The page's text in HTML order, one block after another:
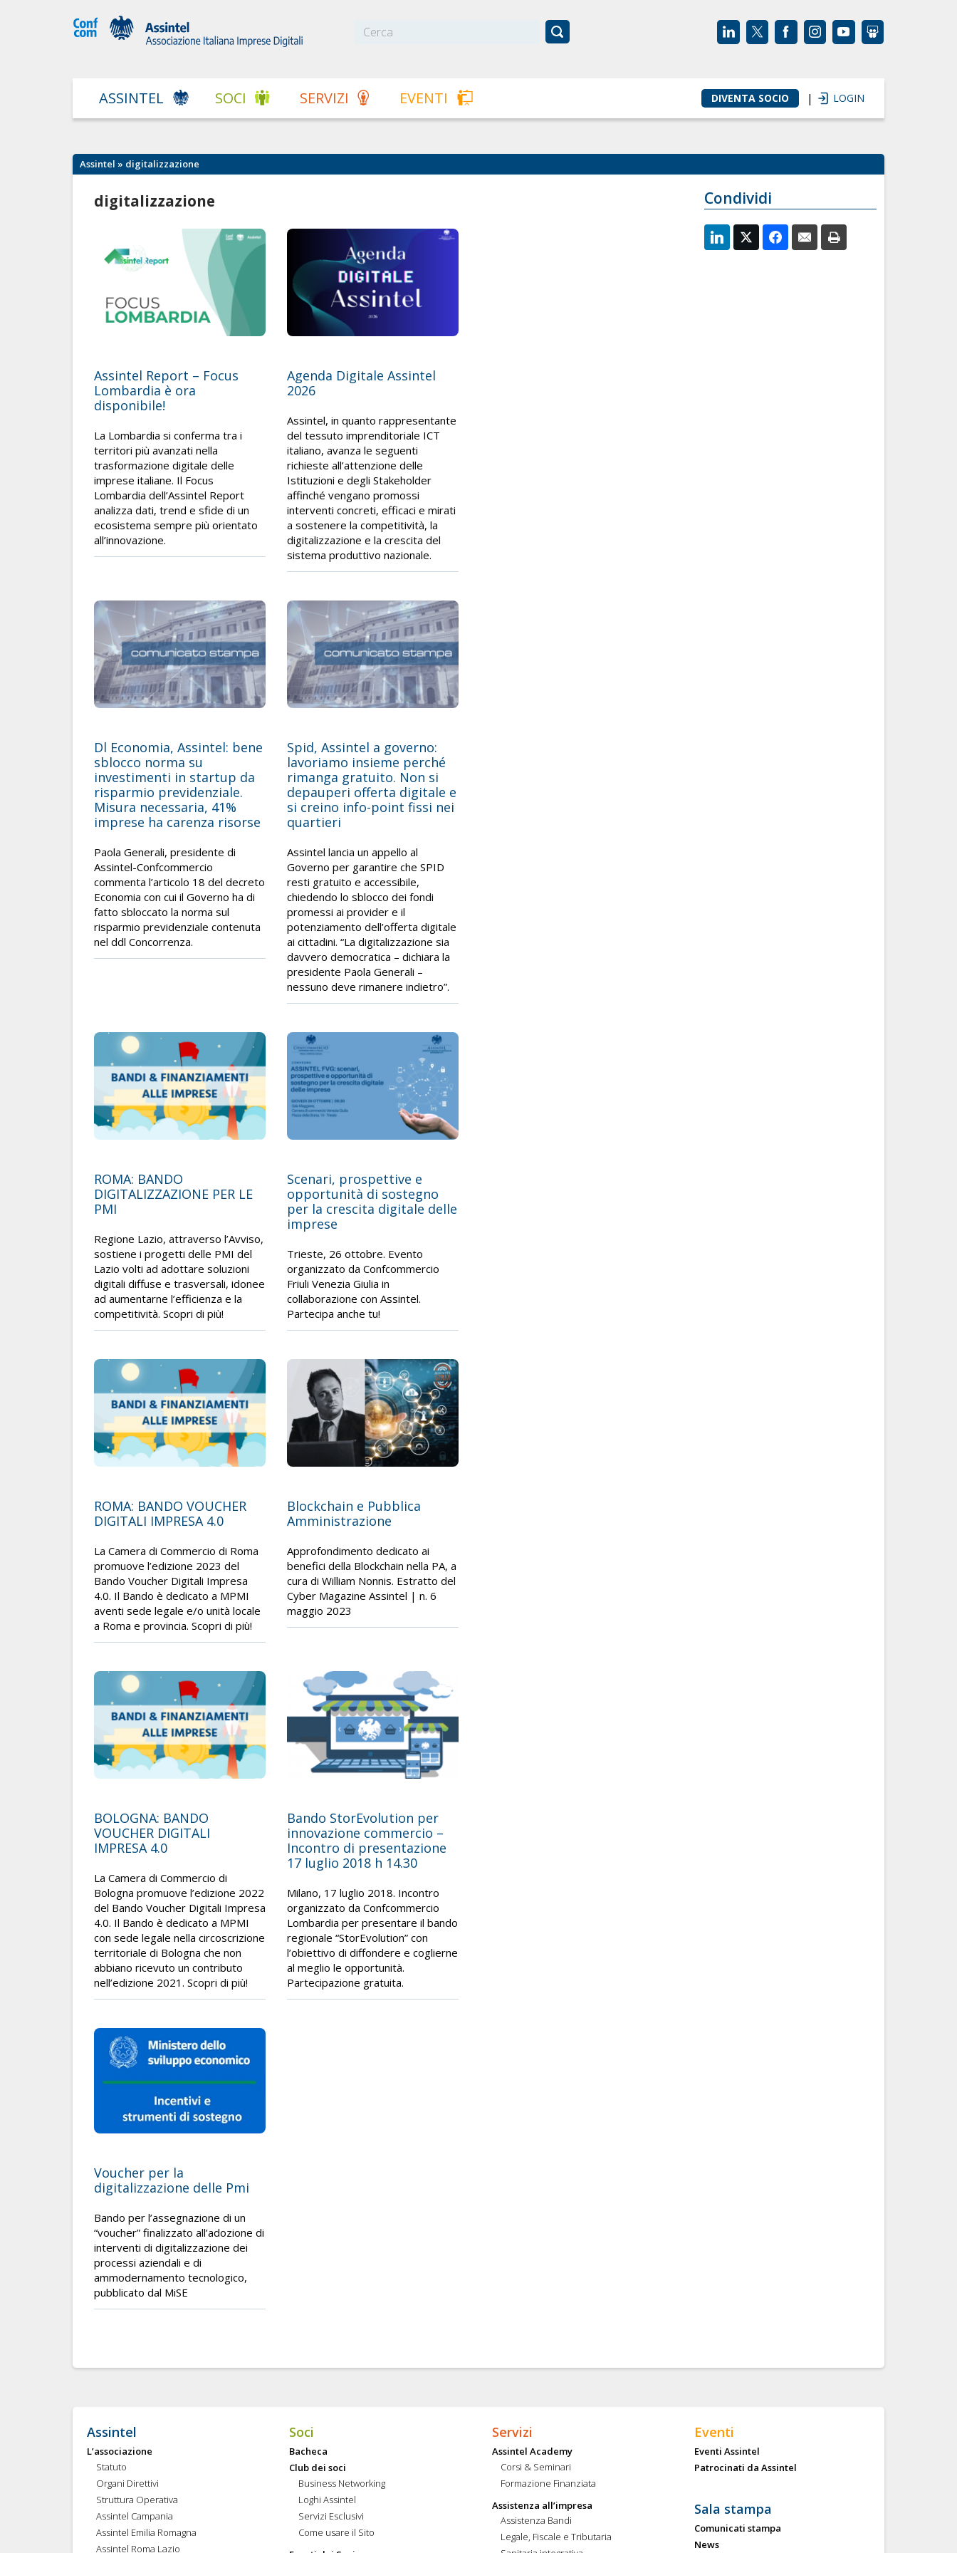
ASSINTEL SOCI SERVIZI EVENTI DIVENTA SOCIO | LOGIN
Assintel » digitalizzazione
digitalizzazione
Assintel Report – Focus
Lombardia è ora
disponibile!
La Lombardia si conferma tra i
territori più avanzati nella
trasformazione digitale delle
imprese italiane. Il Focus
Lombardia dell’Assintel Report
analizza dati, trend e sfide di un
ecosistema sempre più orientato
all’innovazione.
Agenda Digitale Assintel
2026
Assintel, in quanto rappresentante
del tessuto imprenditoriale ICT
italiano, avanza le seguenti
richieste all’attenzione delle
Istituzioni e degli Stakeholder
affinché vengano promossi
interventi concreti, efficaci e mirati
a sostenere la competitività, la
digitalizzazione e la crescita del
sistema produttivo nazionale.
Dl Economia, Assintel: bene
sblocco norma su
investimenti in startup da
risparmio previdenziale.
Misura necessaria, 41%
imprese ha carenza risorse
Paola Generali, presidente di
Assintel-Confcommercio
commenta l’articolo 18 del decreto
Economia con cui il Governo ha di
fatto sbloccato la norma sul
risparmio previdenziale contenuta
nel ddl Concorrenza.
Spid, Assintel a governo:
lavoriamo insieme perché
rimanga gratuito. Non si
depauperi offerta digitale e
si creino info-point fissi nei
quartieri
Assintel lancia un appello al
Governo per garantire che SPID
resti gratuito e accessibile,
chiedendo lo sblocco dei fondi
promessi ai provider e il
potenziamento dell’offerta digitale
ai cittadini. “La digitalizzazione sia
davvero democratica – dichiara la
presidente Paola Generali –
nessuno deve rimanere indietro”.
ROMA: BANDO
DIGITALIZZAZIONE PER LE
PMI
Regione Lazio, attraverso l’Avviso,
sostiene i progetti delle PMI del
Lazio volti ad adottare soluzioni
digitali diffuse e trasversali, idonee
ad aumentarne l’efficienza e la
competitività. Scopri di più!
Scenari, prospettive e
opportunità di sostegno
per la crescita digitale delle
imprese
Trieste, 26 ottobre. Evento
organizzato da Confcommercio
Friuli Venezia Giulia in
collaborazione con Assintel.
Partecipa anche tu!
ROMA: BANDO VOUCHER
DIGITALI IMPRESA 4.0
La Camera di Commercio di Roma
promuove l’edizione 2023 del
Bando Voucher Digitali Impresa
4.0. Il Bando è dedicato a MPMI
aventi sede legale e/o unità locale
a Roma e provincia. Scopri di più!
Blockchain e Pubblica
Amministrazione
Approfondimento dedicato ai
benefici della Blockchain nella PA, a
cura di William Nonnis. Estratto del
Cyber Magazine Assintel | n. 6
maggio 2023
BOLOGNA: BANDO
VOUCHER DIGITALI
IMPRESA 4.0
La Camera di Commercio di
Bologna promuove l’edizione 2022
del Bando Voucher Digitali Impresa
4.0. Il Bando è dedicato a MPMI
con sede legale nella circoscrizione
territoriale di Bologna che non
abbiano ricevuto un contributo
nell’edizione 2021. Scopri di più!
Bando StorEvolution per
innovazione commercio –
Incontro di presentazione
17 luglio 2018 h 14.30
Milano, 17 luglio 2018. Incontro
organizzato da Confcommercio
Lombardia per presentare il bando
regionale “StorEvolution” con
l’obiettivo di diffondere e coglierne
al meglio le opportunità.
Partecipazione gratuita.
Voucher per la
digitalizzazione delle Pmi
Bando per l’assegnazione di un
“voucher” finalizzato all’adozione di
interventi di digitalizzazione dei
processi aziendali e di
ammodernamento tecnologico,
pubblicato dal MiSE
Condividi
Assintel
L’associazione
Statuto
Organi Direttivi
Struttura Operativa
Assintel Campania
Assintel Emilia Romagna
Assintel Roma Lazio
Soci
Bacheca
Club dei soci
Business Networking
Loghi Assintel
Servizi Esclusivi
Come usare il Sito
Servizi
Assintel Academy
Corsi & Seminari
Formazione Finanziata
Assistenza all’impresa
Assistenza Bandi
Legale, Fiscale e Tributaria
Eventi
Eventi Assintel
Patrocinati da Assintel
Sala stampa
Comunicati stampa
News